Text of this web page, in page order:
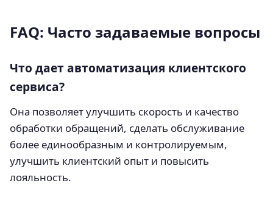
FAQ: Часто задаваемые вопросы
Что дает автоматизация клиентского
сервиса?
Она позволяет улучшить скорость и качество
обработки обращений, сделать обслуживание
более единообразным и контролируемым,
улучшить клиентский опыт и повысить
лояльность.